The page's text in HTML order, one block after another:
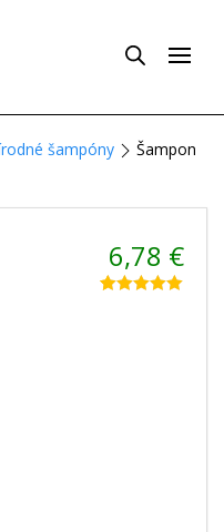
šampóny
Šampon
6,78 €